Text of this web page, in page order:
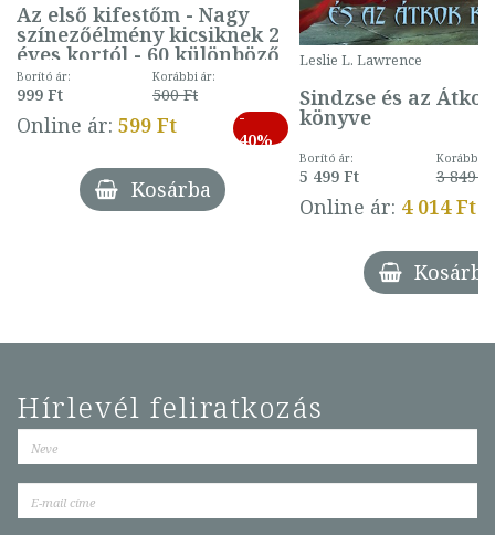
Az első kifestőm - Nagy
színezőélmény kicsiknek 2
éves kortól - 60 különböző
mintával (gombás)
Borító ár:
999 Ft
Korábbi ár:
500 Ft
Online ár: 599 Ft
-
40%
Kosárba
Leslie L. Lawrence
Sindzse és az Átkok
könyve
Borító ár:
5 499 Ft
Korábbi
3 849 Ft
Online ár: 4 014 Ft
Kosárba
Hírlevél feliratkozás